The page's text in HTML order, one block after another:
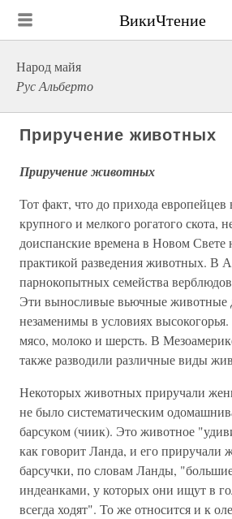
ВикиЧтение
Народ майя
Рус Альберто
Приручение животных
Приручение животных
Тот факт, что до прихода
крупного и мелкого рогатого скота,
доиспанские времена в Новом
практикой разведения животных. В
парнокопытных семейства
Эти выносливые вьючные животные
незаменимы в условиях
мясо, молоко и шерсть. В
также разводили различные виды
Некоторых животных приручали
не было систематическим
барсуком (чиик). Это животное
как говорит Ланда, и его приручали
барсучки, по словам Ланды,
индеанками, у которых они ищут в
всегда ходят". То же относится и к